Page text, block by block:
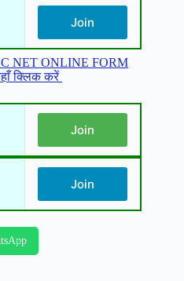
Join
NET ONLINE FORM
क्लिक करें
Join
Join